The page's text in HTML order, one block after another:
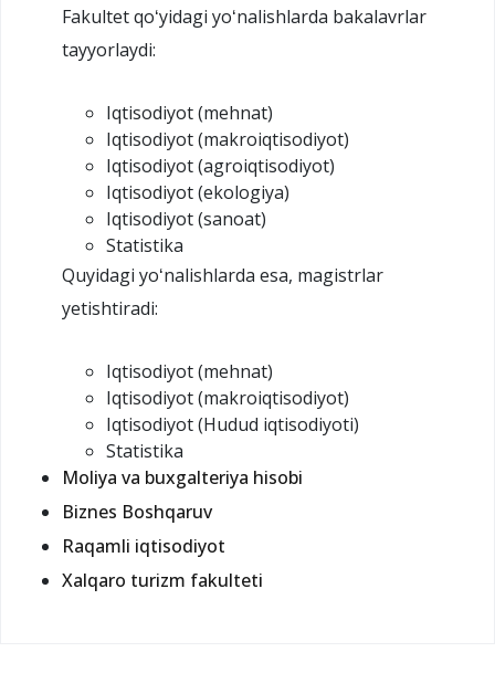
Fakultet qoʻyidagi yoʻnalishlarda bakalavrlar
tayyorlaydi:
Iqtisodiyot (mehnat)
Iqtisodiyot (makroiqtisodiyot)
Iqtisodiyot (agroiqtisodiyot)
Iqtisodiyot (ekologiya)
Iqtisodiyot (sanoat)
Statistika
Quyidagi yoʻnalishlarda esa, magistrlar
yetishtiradi:
Iqtisodiyot (mehnat)
Iqtisodiyot (makroiqtisodiyot)
Iqtisodiyot (Hudud iqtisodiyoti)
Statistika
Moliya va buxgalteriya hisobi
Biznes Boshqaruv
Raqamli iqtisodiyot
Xalqaro turizm fakulteti